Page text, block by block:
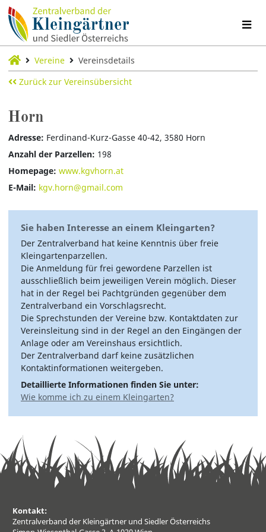
Vereine
Vereinsdetails
Zurück zur Vereinsübersicht
Horn
Adresse: Ferdinand-Kurz-Gasse 40-42, 3580 Horn
Anzahl der Parzellen: 198
Homepage: www.kgvhorn.at
E-Mail: kgv.horn@gmail.com
Sie haben Interesse an einem Kleingarten?
Der Zentralverband hat keine Kenntnis über freie
Kleingartenparzellen.
Die Anmeldung für frei gewordene Parzellen ist
ausschließlich beim jeweiligen Verein möglich. Dieser
hat in der Regel bei Pachtgründen gegenüber dem
Zentralverband ein Vorschlagsrecht.
Die Sprechstunden der Vereine bzw. Kontaktdaten zur
Vereinsleitung sind in der Regel an den Eingängen der
Anlage oder am Vereinshaus ersichtlich.
Der Zentralverband darf keine zusätzlichen
Kontaktinformationen weitergeben.
Detaillierte Informationen finden Sie unter:
Wie komme ich zu einem Kleingarten?
Kontakt:
Zentralverband der Kleingärtner und Siedler Österreichs